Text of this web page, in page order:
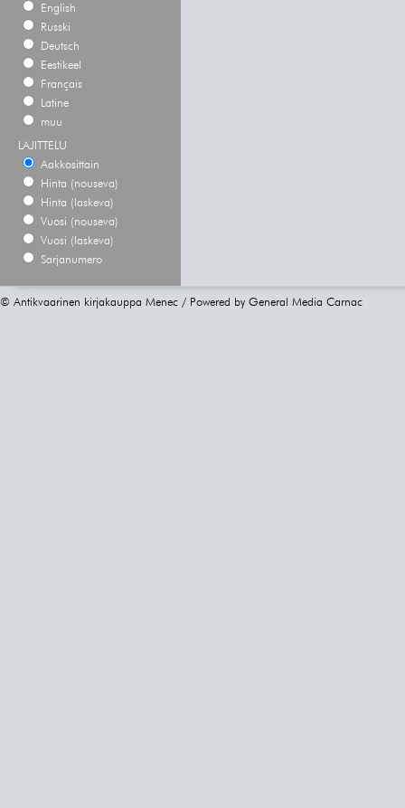
English
Russki
Deutsch
Eestikeel
Français
Latine
muu
LAJITTELU
Aakkosittain
Hinta (nouseva)
Hinta (laskeva)
Vuosi (nouseva)
Vuosi (laskeva)
Sarjanumero
© Antikvaarinen kirjakauppa Menec / Powered by General Media Carnac